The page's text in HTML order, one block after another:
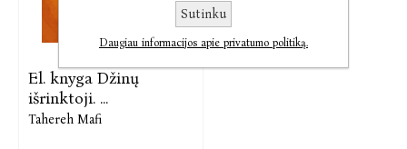
El. knyga Džinų
išrinktoji. ...
Tahereh Mafi
Sutinku
Daugiau informacijos apie privatumo politiką.